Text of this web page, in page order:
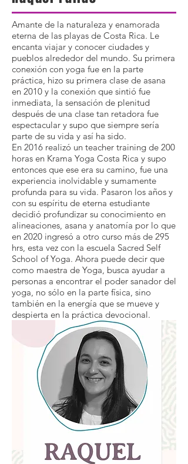
Amante de la naturaleza y enamorada
eterna de las playas de Costa Rica. Le
encanta viajar y conocer ciudades y
pueblos alrededor del mundo. Su primera
conexión con yoga fue en la parte
práctica, hizo su primera clase de asana
en 2010 y la conexión que sintió fue
inmediata, la sensación de plenitud
después de una clase tan retadora fue
espectacular y supo que siempre sería
parte de su vida y así ha sido.
En 2016 realizó un teacher training de 200
horas en Krama Yoga Costa Rica y supo
entonces que ese era su camino, fue una
experiencia inolvidable y sumamente
profunda para su vida. Pasaron los años y
con su espíritu de eterna estudiante
decidió profundizar su conocimiento en
alineaciones, asana y anatomía por lo que
en 2020 ingresó a otro curso más de 295
hrs, esta vez con la escuela Sacred Self
School of Yoga. Ahora puede decir que
como maestra de Yoga, busca ayudar a
personas a encontrar el poder sanador del
yoga, no sólo en la parte física, sino
también en la energía que se mueve y
despierta en la práctica devocional.